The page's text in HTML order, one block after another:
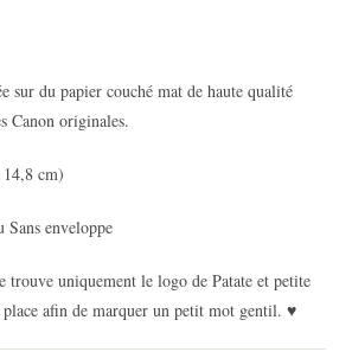
sur du papier couché mat de haute qualité
Canon originales.
cm)
enveloppe
trouve uniquement le logo de Patate et petite
place afin de marquer un petit mot gentil. ♥